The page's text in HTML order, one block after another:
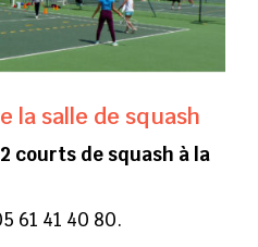
la salle de squash
courts de squash à la
61 41 40 80.